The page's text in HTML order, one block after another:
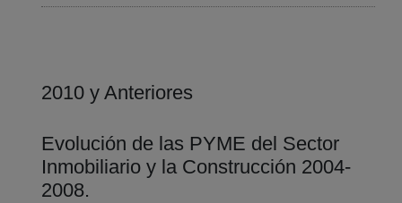
2010 y Anteriores
Evolución de las PYME del Sector
Inmobiliario y la Construcción 2004-
2008.